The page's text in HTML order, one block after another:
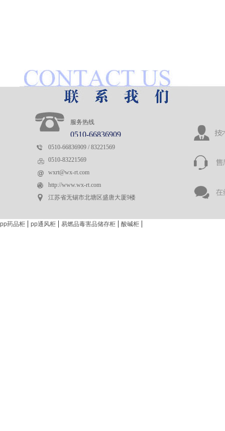
0510-66836909 / 83221569
0510-83221569
wxrt@wx-rt.com
http://www.wx-rt.com
江苏省无锡市北塘区盛唐大厦9楼
服务热线
0510-66836909
pp药品柜 | pp通风柜 | 易燃品毒害品储存柜 | 酸碱柜 |